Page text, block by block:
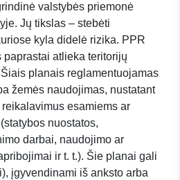
valstybės priemonė
Jų tikslas – stebėti
kyla didelė rizika. PPR
atlieka teritorijų
planais reglamentuojamas
žemės naudojimas, nustatant
esamiems ar
nuostatos,
darbai, naudojimo ar
ir t. t.). Šie planai gali
įgyvendinami iš anksto arba